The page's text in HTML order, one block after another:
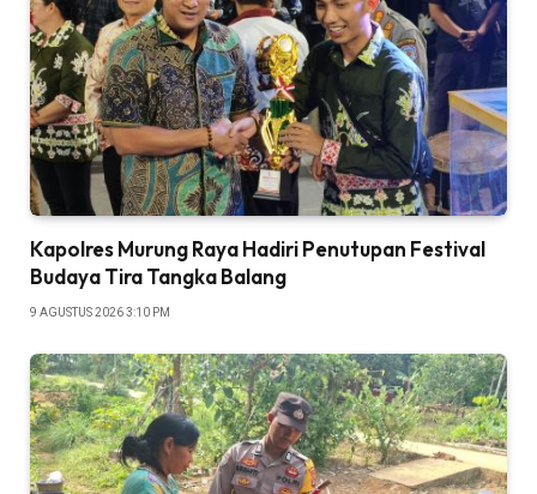
Kapolres Murung Raya Hadiri Penutupan Festival
Budaya Tira Tangka Balang
9 AGUSTUS 2026 3:10 PM